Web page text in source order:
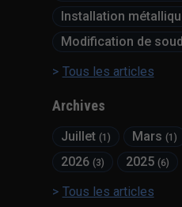
Installation
Modification de
Tous les articles
Archives
Juillet (1) Mars(1)
2026 (3) 2025(6)
Tous les articles